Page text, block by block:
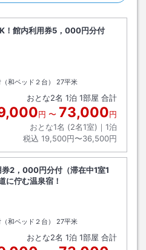
！館内利用券5，000円分付
和ベッド２台）
27平米
おとな2名 1泊 1部屋 合計
円 〜 73,000円
おとな1名 (2名1室)｜ 1泊
税込 19,500円〜36,500円
2，000円分付（滞在中1室1
に佇む温泉宿！
和ベッド２台）
27平米
おとな2名 1泊 1部屋 合計